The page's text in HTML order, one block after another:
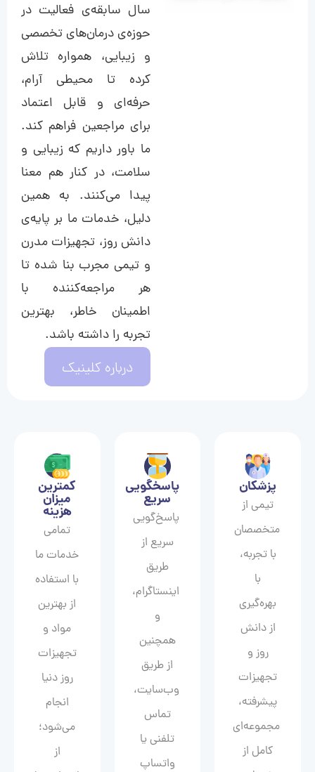
سال سابقه‌ی فعالیت در
حوزه‌ی درمان‌های تخصصی
و زیبایی، همواره تلاش
کرده تا محیطی آرام،
حرفه‌ای و قابل اعتماد
برای مراجعین فراهم کند.
ما باور داریم که زیبایی و
سلامت، در کنار هم معنا
پیدا می‌کنند. به همین
دلیل، خدمات ما بر پایه‌ی
دانش روز، تجهیزات مدرن
و تیمی مجرب بنا شده تا
هر مراجعه‌کننده با
اطمینان خاطر، بهترین
تجربه را داشته باشد.
درباره کلینیک
پزشکان
تیمی از
متخصصان
با تجربه،
با
بهره‌گیری
از دانش
روز و
تجهیزات
پیشرفته،
مجموعه‌ای
کامل از
پاسخگویی
سریع
پاسخ‌گویی
سریع از
طریق
اینستاگرام،
و
همچنین
از طریق
وب‌سایت،
تماس
تلفنی یا
واتساپ
کمترین
میزان
هزینه
تمامی
خدمات ما
با استفاده
از بهترین
مواد و
تجهیزات
روز دنیا
انجام
می‌شود؛
از